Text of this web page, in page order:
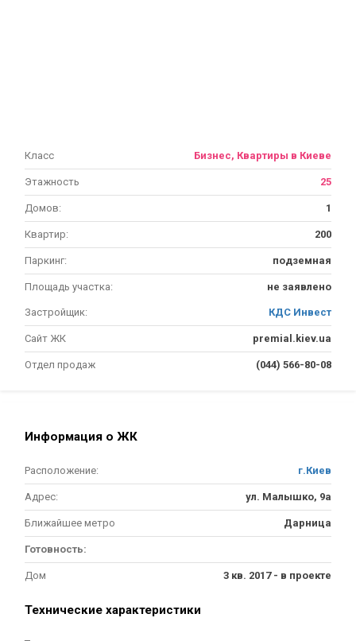
Класс Бизнес, Квартиры в Киеве
Этажность 25
Домов: 1
Квартир: 200
Паркинг: подземная
Площадь участка: не заявлено
Застройщик: КДС Инвест
Сайт ЖК premial.kiev.ua
Отдел продаж (044) 566-80-08
Информация о ЖК
Расположение: г.Киев
Адрес: ул. Малышко, 9а
Ближайшее метро Дарница
Готовность:
Дом 3 кв. 2017 - в проекте
Технические характеристики